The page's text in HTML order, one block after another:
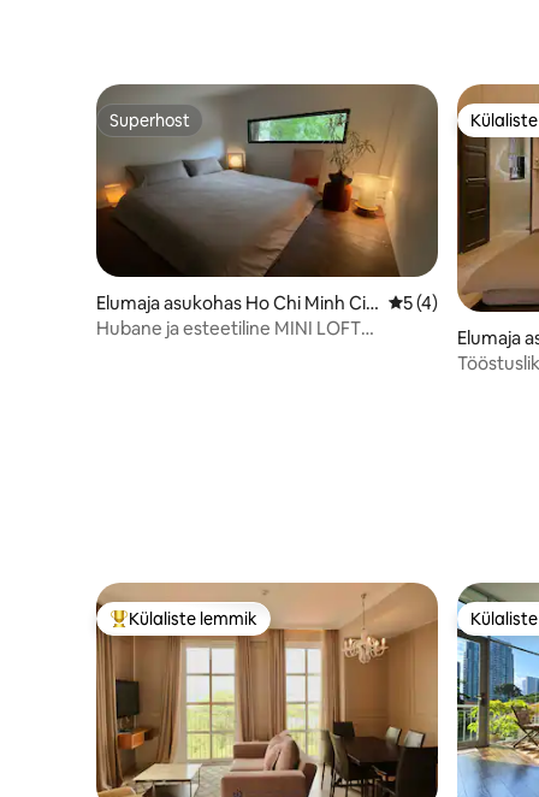
Superhost
Superhost
Elumaja asukohas Ho Chi Minh Cit
y
Keskmine
5 (4)
Hubane ja esteetiline MINI LOFT
Elumaja
nh
Külaliste suur lemmik
Külaliste lemmik